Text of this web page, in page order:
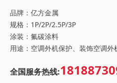
品牌：亿方金属
规格：1P/2P/2.5P/3P
涂装：氟碳涂料
用途：空调外机保护、装饰空调外
全国服务热线: